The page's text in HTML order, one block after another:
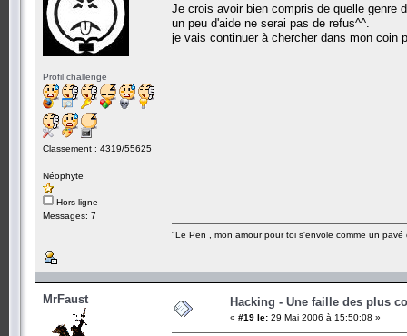
Profil challenge
Classement : 4319/55625
Néophyte
Hors ligne
Messages: 7
Je crois avoir bien compris de quelle genre
un peu d'aide ne serai pas de refus^^.
je vais continuer à chercher dans mon coin
"Le Pen , mon amour pour toi s'envole comme un
MrFaust Hacking - Une faille des plus
« #19 le: 29 Mai 2006 à 15:50:08 »